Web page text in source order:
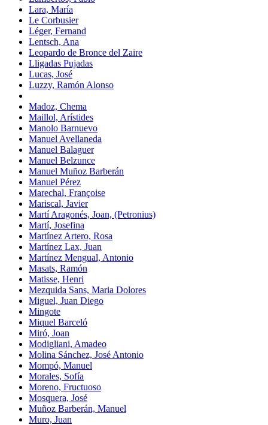
Lara, María
Le Corbusier
Léger, Fernand
Lentsch, Ana
Leopardo de Bronce del Zaire
Lligadas Pujadas
Lucas, José
Luzzy, Ramón Alonso
Madoz, Chema
Maillol, Arístides
Manolo Barnuevo
Manuel Avellaneda
Manuel Balaguer
Manuel Belzunce
Manuel Muñoz Barberán
Manuel Pérez
Marechal, Françoise
Mariscal, Javier
Martí Aragonés, Joan, (Petronius)
Martí, Josefina
Martínez Artero, Rosa
Martínez Lax, Juan
Martínez Mengual, Antonio
Masats, Ramón
Matisse, Henri
Mezquida Sans, Maria Dolores
Miguel, Juan Diego
Mingote
Miquel Barceló
Miró, Joan
Modigliani, Amadeo
Molina Sánchez, José Antonio
Mompó, Manuel
Morales, Sofía
Moreno, Fructuoso
Mosquera, José
Muñoz Barberán, Manuel
Muro, Juan